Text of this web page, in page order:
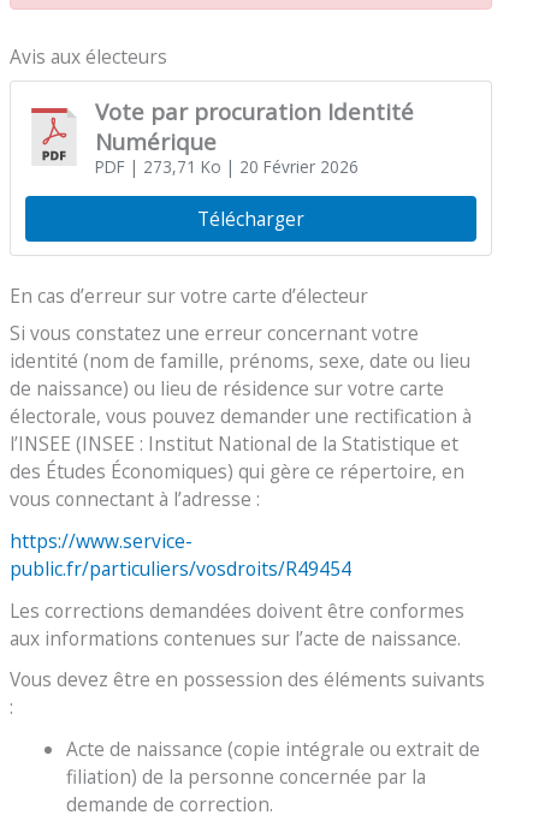
Avis aux électeurs
Vote par procuration Identité
Numérique
PDF| 273,71 Ko | 20 Février 2026
Télécharger
En cas d’erreur sur votre carte d’électeur
Si vous constatez une erreur concernant votre
identité (nom de famille, prénoms, sexe, date ou lieu
de naissance) ou lieu de résidence sur votre carte
électorale, vous pouvez demander une rectification à
l’INSEE (INSEE : Institut National de la Statistique et
des Études Économiques) qui gère ce répertoire, en
vous connectant à l’adresse :
https://www.service-
public.fr/particuliers/vosdroits/R49454
Les corrections demandées doivent être conformes
aux informations contenues sur l’acte de naissance.
Vous devez être en possession des éléments suivants
:
Acte de naissance (copie intégrale ou extrait de
filiation) de la personne concernée par la
demande de correction.